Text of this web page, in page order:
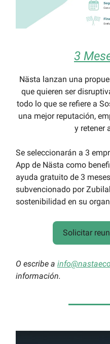
3
Nästa lanzan una
que quieren ser
todo lo que se refiere a
una mejor reputación,
y retener
Se seleccionarán a 3
App de Nästa como
ayuda gratuito de 3
subvencionado por
sostenibilidad en su
Solicitar
O escribe a
información.